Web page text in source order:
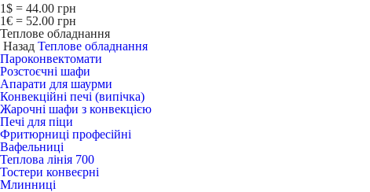
1$ = 44.00 грн
1€ = 52.00 грн
Теплове обладнання
Назад Теплове обладнання
Пароконвектомати
Розстоєчні шафи
Апарати для шаурми
Конвекційні печі (випічка)
Жарочні шафи з конвекцією
Печі для піци
Фритюрниці професійні
Вафельниці
Теплова лінія 700
Тостери конвеєрні
Млинниці